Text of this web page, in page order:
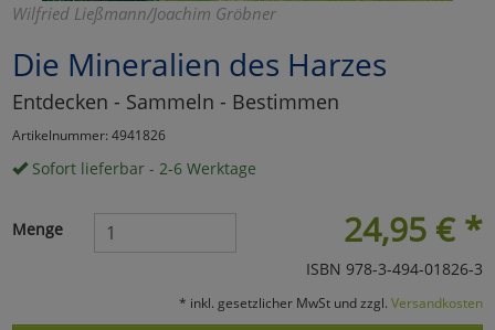
Wilfried Ließmann/Joachim Gröbner
Die Mineralien des Harzes
Entdecken - Sammeln - Bestimmen
Artikelnummer: 4941826
Sofort lieferbar - 2-6 Werktage
24,95 € *
Menge
ISBN 978-3-494-01826-3
* inkl. gesetzlicher MwSt und zzgl. Versandkosten
Umfragetools
Cookies
Alle Akzeptieren
Einstellungen speichern
zu Haupptseite